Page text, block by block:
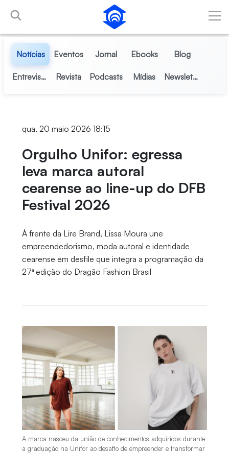
Pular para o Conteúdo principal
Notícias Eventos Jornal Ebooks Blog
Entrevistas Revista Podcasts Mídias Newsletter
qua, 20 maio 2026 18:15
Orgulho Unifor: egressa
leva marca autoral
cearense ao line-up do DFB
Festival 2026
À frente da Lire Brand, Lissa Moura une
empreendedorismo, moda autoral e identidade
cearense em desfile que integra a programação da
27ª edição do Dragão Fashion Brasil
A marca nasceu da união de conhecimentos adquiridos durante
a graduação na Unifor ao desafio de empreender e transformar